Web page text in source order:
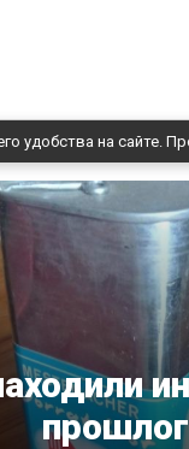
удобства на сайте.